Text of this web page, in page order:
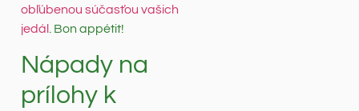
obľúbenou súčasťou vašich
jedál
. Bon appétit!
Nápady na
prílohy k